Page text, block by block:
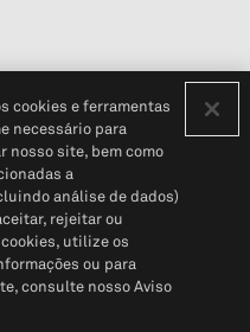
do cliente (em inglês)
© 2026 S&P Global
cookies e ferramentas
necessário para
nosso site, bem como
a
análise de dados)
rejeitar ou
utilize os
ou para
consulte nosso Aviso